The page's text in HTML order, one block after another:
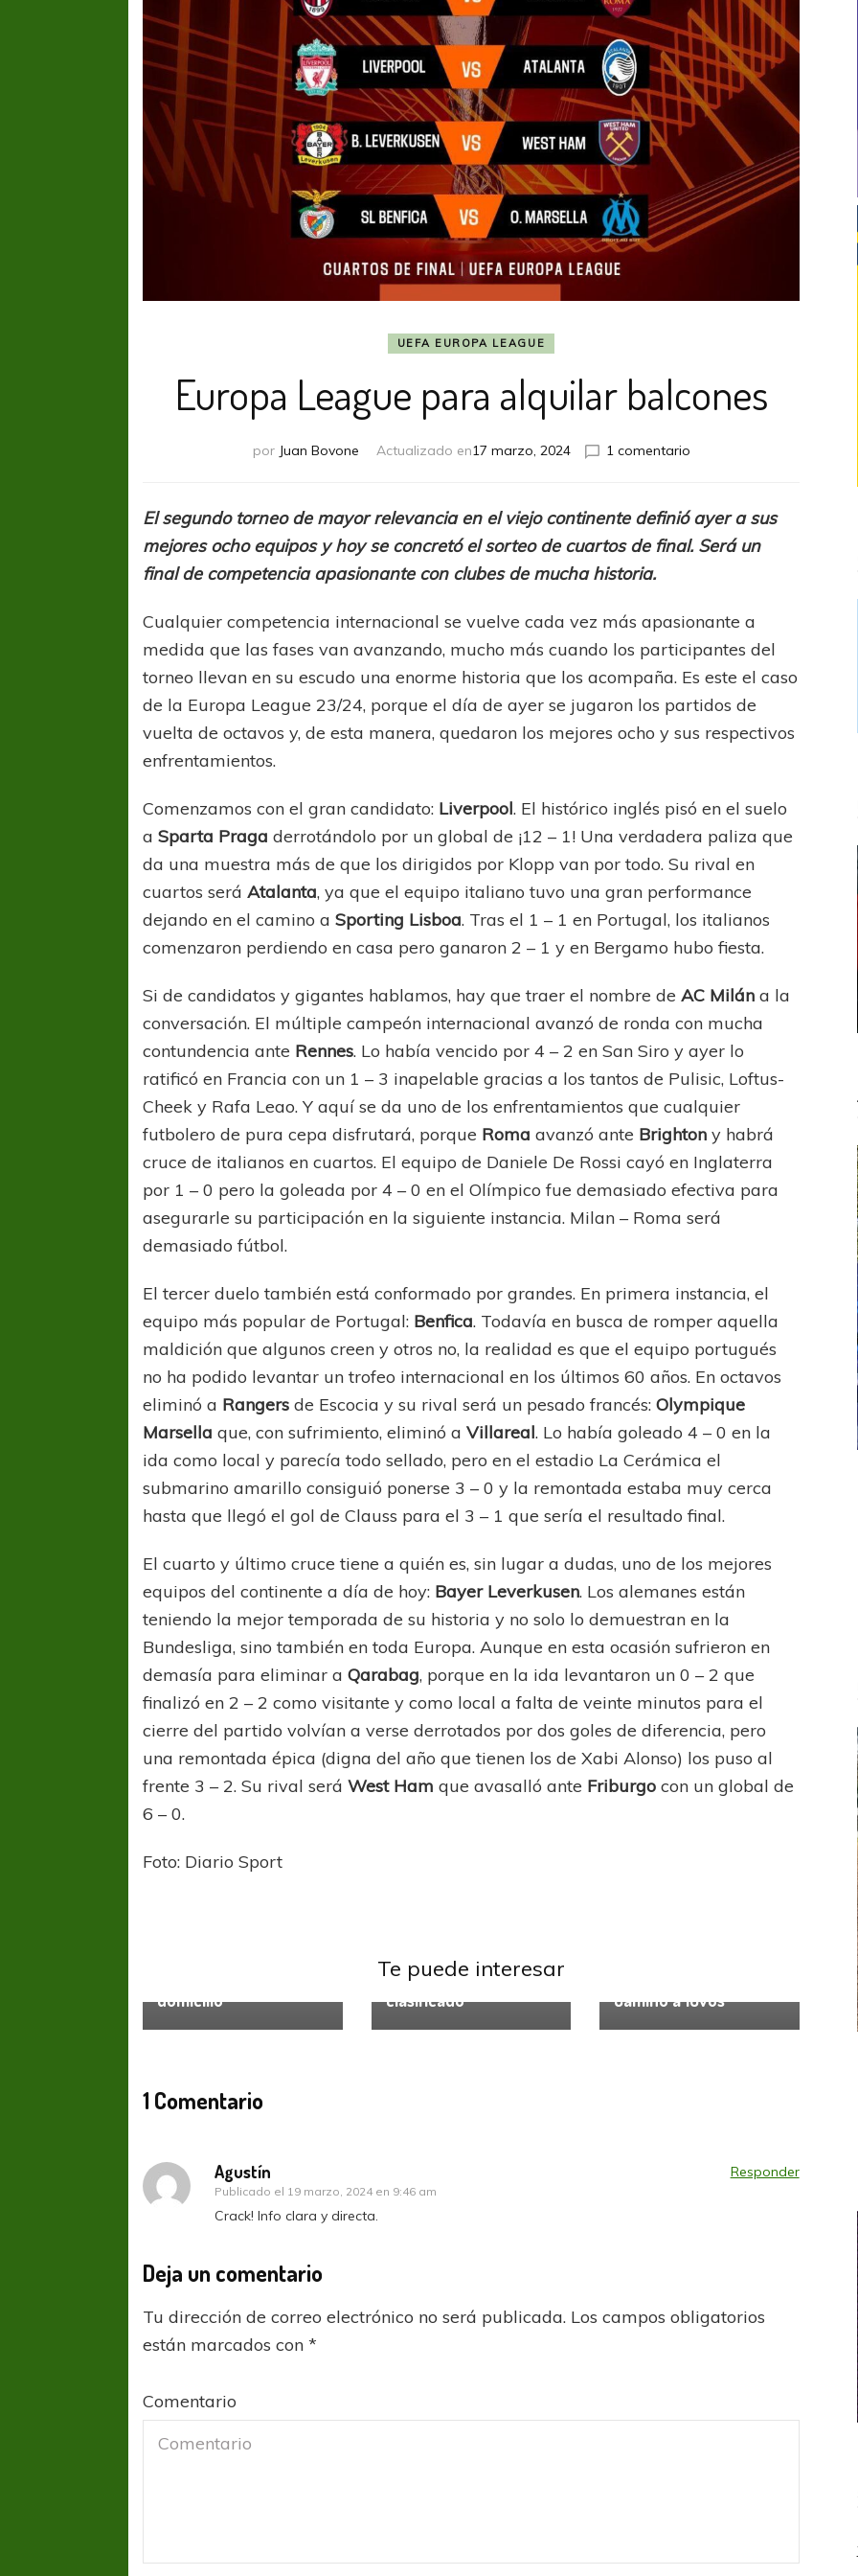
UEFA EUROPA LEAGUE
Europa League para alquilar balcones
por Juan Bovone Actualizado en17 marzo, 2024 1 comentarioen
para
alquilar
balcones
El segundo torneo de mayor relevancia en el viejo continente definió ayer a sus
mejores ocho equipos y hoy se concretó el sorteo de cuartos de final. Será un
final de competencia apasionante con clubes de mucha historia.
Cualquier competencia internacional se vuelve cada vez más apasionante a
medida que las fases van avanzando, mucho más cuando los participantes del
torneo llevan en su escudo una enorme historia que los acompaña. Es este el caso
de la Europa League 23/24, porque el día de ayer se jugaron los partidos de
vuelta de octavos y, de esta manera, quedaron los mejores ocho y sus respectivos
enfrentamientos.
Comenzamos con el gran candidato: Liverpool. El histórico inglés pisó en el suelo
aSparta Praga derrotándolo por un global de ¡12 – 1! Una verdadera paliza que
da una muestra más de que los dirigidos por Klopp van por todo. Su rival en
cuartos seráAtalanta, ya que el equipo italiano tuvo una gran performance
dejando en el camino aSporting Lisboa. Tras el 1 – 1 en Portugal, los italianos
comenzaron perdiendo en casa pero ganaron 2 – 1 y en Bergamo hubo fiesta.
Si de candidatos y gigantes hablamos, hay que traer el nombre deAC Milán a la
conversación. El múltiple campeón internacional avanzó de ronda con mucha
contundencia ante Rennes. Lo había vencido por 4 – 2 en San Siro y ayer lo
ratificó en Francia con un 1 – 3 inapelable gracias a los tantos de Pulisic, Loftus-
Cheek y Rafa Leao. Y aquí se da uno de los enfrentamientos que cualquier
futbolero de pura cepa disfrutará, porque Roma avanzó ante Brighton y habrá
cruce de italianos en cuartos. El equipo de Daniele De Rossi cayó en Inglaterra
por 1 – 0 pero la goleada por 4 – 0 en el Olímpico fue demasiado efectiva para
asegurarle su participación en la siguiente instancia. Milan – Roma será
demasiado fútbol.
El tercer duelo también está conformado por grandes. En primera instancia, el
equipo más popular de Portugal: Benfica. Todavía en busca de romper aquella
maldición que algunos creen y otros no, la realidad es que el equipo portugués
no ha podido levantar un trofeo internacional en los últimos 60 años. En octavos
eliminó a Rangers de Escocia y su rival será un pesado francés:Olympique
Marsella que, con sufrimiento, eliminó aVillareal. Lo había goleado 4 – 0 en la
ida como local y parecía todo sellado, pero en el estadio La Cerámica el
submarino amarillo consiguió ponerse 3 – 0 y la remontada estaba muy cerca
hasta que llegó el gol de Clauss para el 3 – 1 que sería el resultado final.
El cuarto y último cruce tiene a quién es, sin lugar a dudas, uno de los mejores
equipos del continente a día de hoy: Bayer Leverkusen. Los alemanes están
teniendo la mejor temporada de su historia y no solo lo demuestran en la
Bundesliga, sino también en toda Europa. Aunque en esta ocasión sufrieron en
demasía para eliminar aQarabag, porque en la ida levantaron un 0 – 2 que
finalizó en 2 – 2 como visitante y como local a falta de veinte minutos para el
cierre del partido volvían a verse derrotados por dos goles de diferencia, pero
una remontada épica (digna del año que tienen los de Xabi Alonso) los puso al
frente 3 – 2. Su rival seráWest Ham que avasalló ante Friburgo con un global de
6 – 0.
Foto: Diario Sport
Te puede interesar
domicilio
UEL: Arsenal rompió el
Molde y ya está
clasificado
Camino a 16vos
1 Comentario
Agustín
Publicado el 19 marzo, 2024 en 9:46 am
Responder
Crack! Info clara y directa.
Deja un comentario
Tu dirección de correo electrónico no será publicada. Los campos obligatorios
están marcados con*
Comentario
COPA SUDAMERICANA TIGRE
A pesar de la derrota Tigre avanzó a
Octavos de Final
COPA SUDAMERICANA LANÚS
Sur Defendido
UEFA CHAMPIONS LEAGUE
PSG celebró el bicampeonato
jugará ante Estrella del Sur en el